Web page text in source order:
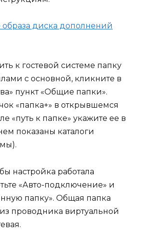
к гостевой системе папку
с основной, кликните в
пункт «Общие папки».
«папка+» в открывшемся
«путь к папке» укажите ее в
показаны каталоги
настройка работала
«Авто-подключение» и
папку». Общая папка
проводника виртуальной